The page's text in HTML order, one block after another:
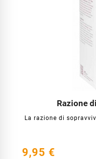
Razione
La razione di

9,95 €